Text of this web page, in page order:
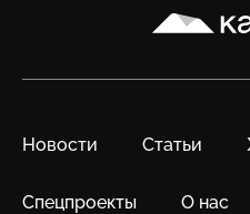
Карачун
Новости Статьи
Спецпроекты О нас